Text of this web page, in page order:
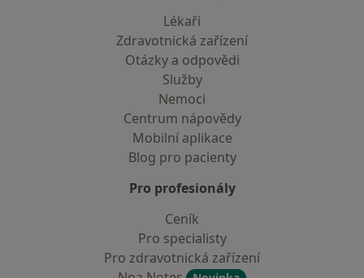
Lékaři
Zdravotnická zařízení
Otázky a odpovědi
Služby
Nemoci
Centrum nápovědy
Mobilní aplikace
Blog pro pacienty
Pro profesionály
Ceník
Pro specialisty
Pro zdravotnická zařízení